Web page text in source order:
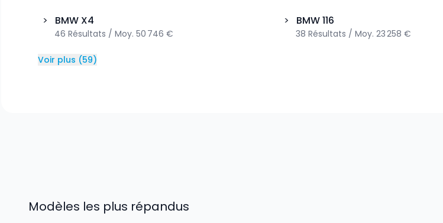
> BMW X4
46 Résultats / Moy. 50 746 €
> BMW116
38 Résultats / Moy. 23 258 €
Voir plus (59)
Modèles les plus répandus